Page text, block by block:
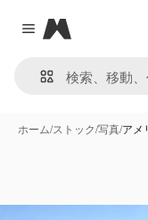
Close menu
Magnific
ホーム/ストック/写真/アメ